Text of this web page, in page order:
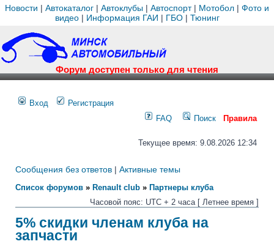
Новости | Автокаталог | Автоклубы | Автоспорт| Мотобол | Фото и
видео| Информация ГАИ | ГБО| Тюнинг
Форум доступен только для чтения
Вход
Регистрация
FAQ
Поиск Правила
Текущее время: 9.08.2026 12:34
Сообщения без ответов | Активные темы
Список форумов » Renault club » Партнеры клуба
Часовой пояс: UTC + 2 часа [ Летнее время ]
5% скидки членам клуба на
запчасти